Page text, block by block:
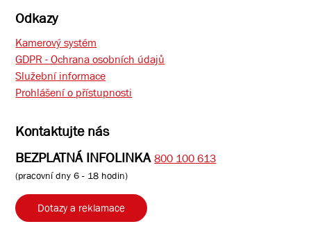
Odkazy
Kamerový systém
GDPR - Ochrana osobních údajů
Služební informace
Prohlášení o přístupnosti
Kontaktujte nás
BEZPLATNÁ INFOLINKA 800 100 613
(pracovní dny 6 - 18 hodin)
Dotazy a reklamace